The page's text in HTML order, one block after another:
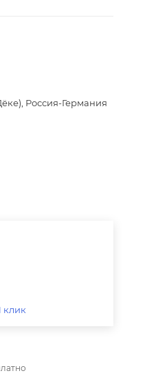
Россия-Германия
клик